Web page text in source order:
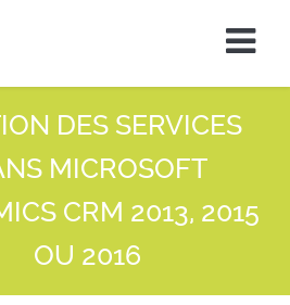
DES SERVICES
MICROSOFT
CRM 2013, 2015
OU 2016